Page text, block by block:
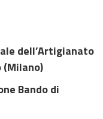
dell’Artigianato
(Milano)
Bando di